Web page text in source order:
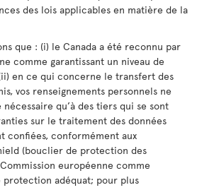
des lois applicables en matière de la
que : (i) le Canada a été reconnu par
comme garantissant un niveau de
en ce qui concerne le transfert des
vos renseignements personnels ne
qu’à des tiers qui se sont
sur le traitement des données
confiées, conformément aux
(bouclier de protection des
européenne comme
protection adéquat; pour plus